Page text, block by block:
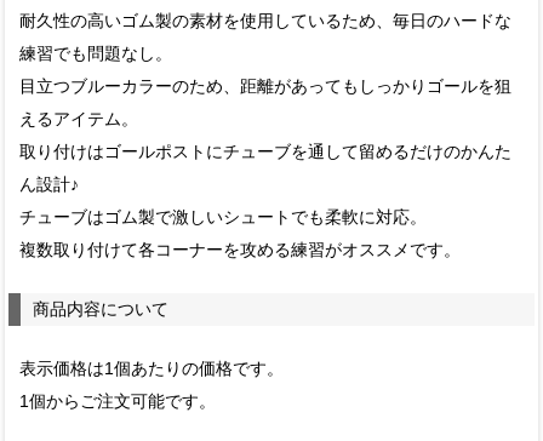
耐久性の高いゴム製の素材を使用しているため、毎日のハードな
練習でも問題なし。
目立つブルーカラーのため、距離があってもしっかりゴールを狙
えるアイテム。
取り付けはゴールポストにチューブを通して留めるだけのかんた
ん設計♪
チューブはゴム製で激しいシュートでも柔軟に対応。
複数取り付けて各コーナーを攻める練習がオススメです。
商品内容について
表示価格は1個あたりの価格です。
1個からご注文可能です。